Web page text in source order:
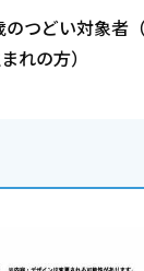
つどい対象者
れの方）